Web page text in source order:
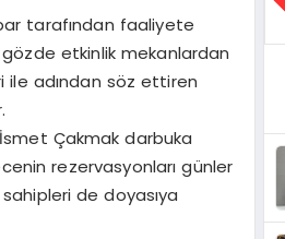
tarafından faaliyete
etkinlik mekanlardan
ile adından söz ettiren
İsmet Çakmak darbuka
rezervasyonları günler
de doyasıya